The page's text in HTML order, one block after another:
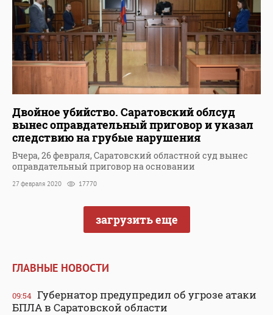
Двойное убийство. Саратовский облсуд
вынес оправдательный приговор и указал
следствию на грубые нарушения
Вчера, 26 февраля, Саратовский областной суд вынес
оправдательный приговор на основании
27 февраля 2020 17770
загрузить еще
ГЛАВНЫЕ НОВОСТИ
09:54 Губернатор предупредил об угрозе атаки
БПЛА в Саратовской области